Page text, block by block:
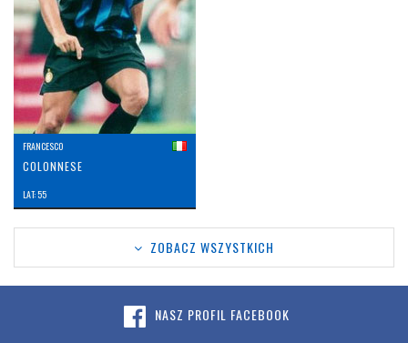
FRANCESCO
COLONNESE
LAT: 55
ZOBACZ WSZYSTKICH
NASZ PROFIL FACEBOOK